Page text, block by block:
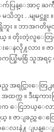
ပြန္ေအာင္ ႀကိဳး
ဘူး . .မျမင္ဘူး
ဘူး ။ ဘာအဂတိ
ယ္ ။ တိုးတဲ့လူေ
ေနလို႔လား ။
ယ္စြံမစြံ သူအရ
ည္ အရင္သြားေတ
ထက္က ။ ဒီၾကား
က ေငြဘယ္ေလ
ဇာျခည္က ေင
လးနဲ႔ ျပန္ေ